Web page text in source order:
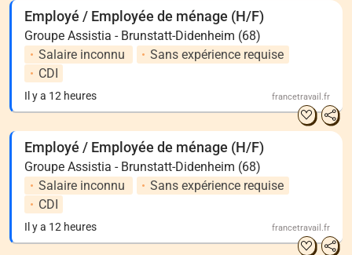
Employé / Employée de ménage (H/F)
Groupe Assistia - Brunstatt-Didenheim (68)
Salaire inconnu
Sans expérience requise
CDI
Il y a 12 heures francetravail.fr
Employé / Employée de ménage (H/F)
Groupe Assistia - Brunstatt-Didenheim (68)
Salaire inconnu
Sans expérience requise
CDI
Il y a 12 heures francetravail.fr